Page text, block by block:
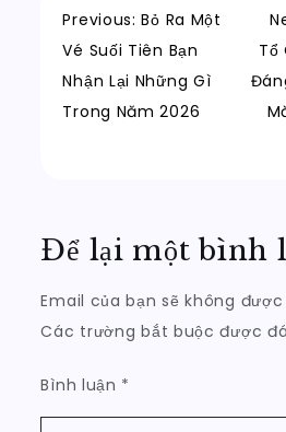
Điều
hướng
bài
Previous: Bỏ Ra Một
Vé Suối Tiên Bạn
Nhận Lại Những Gì
Trong Năm 2026
Tổ
Để lại một bình
Email của bạn sẽ không
Các trường bắt buộc được
Bình luận *